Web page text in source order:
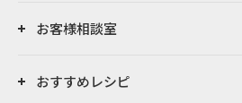
お客様相談室
おすすめレシピ